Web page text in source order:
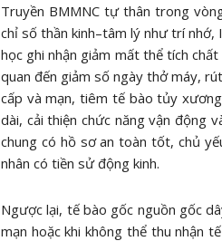
Truyền BMMNC tự thân trong
chỉ số thần kinh–tâm lý như trí
học ghi nhận giảm mất thể tích
quan đến giảm số ngày thở máy,
cấp và mạn, tiêm tế bào tủy
dài, cải thiện chức năng vận động
chung có hồ sơ an toàn tốt, chủ
nhân có tiền sử động kinh.
Ngược lại, tế bào gốc nguồn gốc
mạn hoặc khi không thể thu nhận